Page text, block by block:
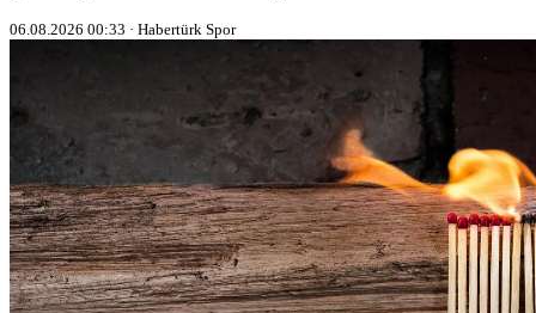
06.08.2026 00:33 · Habertürk Spor